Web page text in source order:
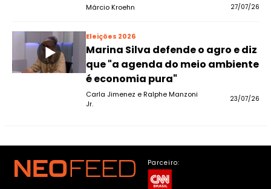
Márcio Kroehn 27/07/26
Eleições 2026
Marina Silva defende o agro e diz
que "a agenda do meio ambiente
é economia pura"
Carla Jimenez e Ralphe Manzoni
Jr.
23/07/26
Parceiro: